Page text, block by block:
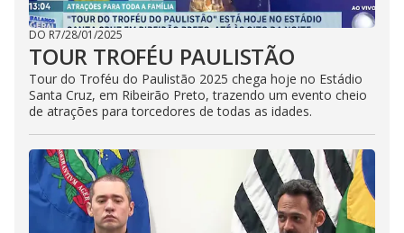
DO R7/28/01/2025
TOUR TROFÉU PAULISTÃO
Tour do Troféu do Paulistão 2025 chega hoje no Estádio
Santa Cruz, em Ribeirão Preto, trazendo um evento cheio
de atrações para torcedores de todas as idades.